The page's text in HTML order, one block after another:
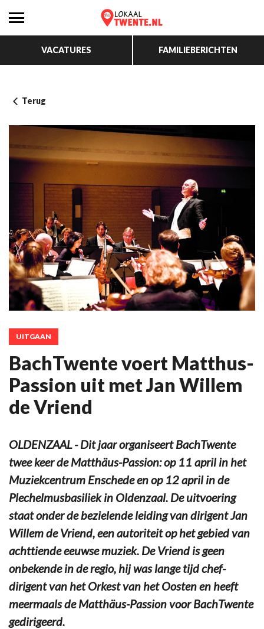
VACATURES FAMILIEBERICHTEN
Terug
UITGAAN
BachTwente voert Matthus-
Passion uit met Jan Willem
de Vriend
OLDENZAAL - Dit jaar organiseert BachTwente
twee keer de Matthäus-Passion: op 11 april in het
Muziekcentrum Enschede en op 12 april in de
Plechelmusbasiliek in Oldenzaal. De uitvoering
staat onder de bezielende leiding van dirigent Jan
Willem de Vriend, een autoriteit op het gebied van
achttiende eeuwse muziek. De Vriend is geen
onbekende in de regio, hij was lange tijd chef-
dirigent van het Orkest van het Oosten en heeft
meermaals de Matthäus-Passion voor BachTwente
gedirigeerd.